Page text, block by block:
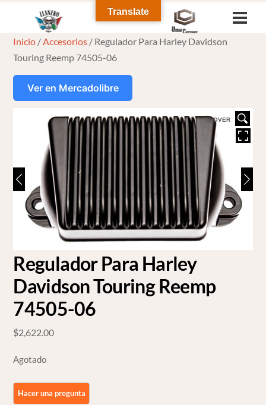
content
Inicio /Accesorios / Regulador Para Harley Davidson
Touring Reemp 74505-06
Ver en Mercadolibre
HOVER
Regulador Para Harley
Davidson Touring Reemp
74505-06
$2,622.00
Agotado
Translate